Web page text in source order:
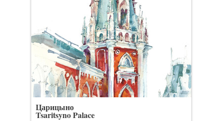
Царицыно
Tsaritsyno Palace